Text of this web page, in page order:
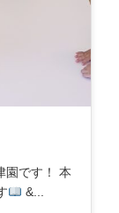
園です！ 本
&...